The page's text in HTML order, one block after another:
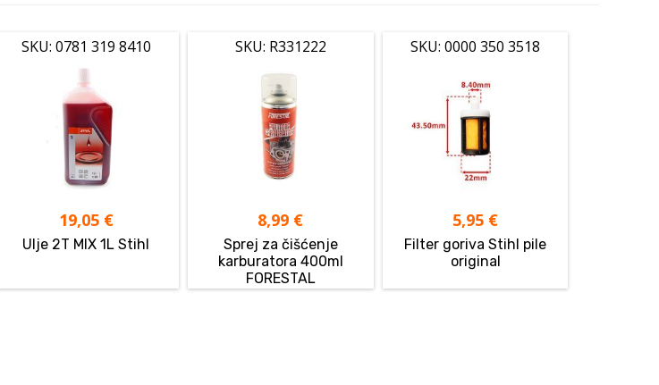
SKU: 0781 319 8410
19,05 €
Ulje 2T MIX 1L Stihl
SKU: R331222
8,99 €
Sprej za čišćenje
karburatora 400ml
FORESTAL
SKU: 0000 350 3518
5,95 €
Filter goriva Stihl pile
original